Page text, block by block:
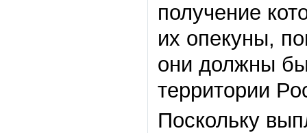
получение
их опекуны,
они должны
территории
Поскольку